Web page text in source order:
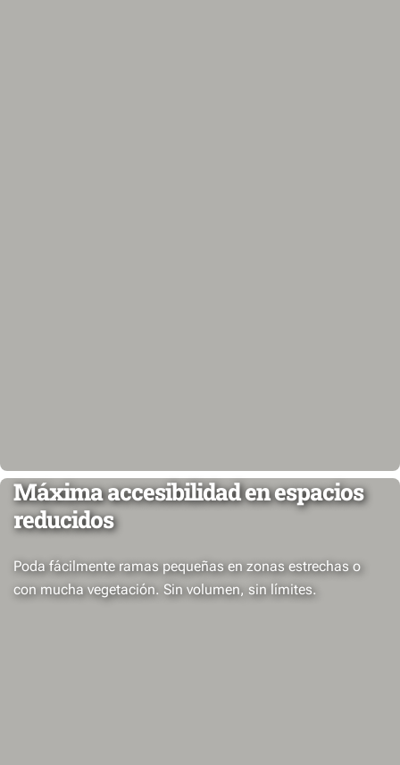
Máxima accesibilidad en espacios
reducidos
Poda fácilmente ramas pequeñas en zonas estrechas o
con mucha vegetación. Sin volumen, sin límites.